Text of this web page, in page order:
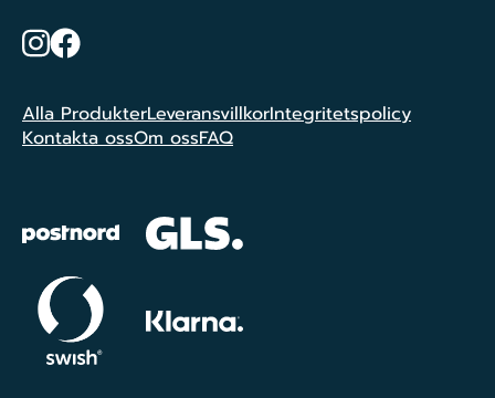
Instagram
Facebook
Alla ProdukterLeveransvillkorIntegritetspolicy
Kontakta ossOm ossFAQ